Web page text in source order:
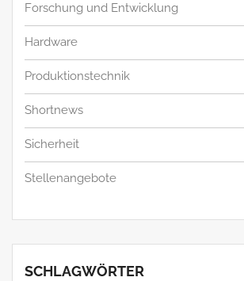
Forschung und Entwicklung
Hardware
Produktionstechnik
Shortnews
Sicherheit
Stellenangebote
SCHLAGWÖRTER